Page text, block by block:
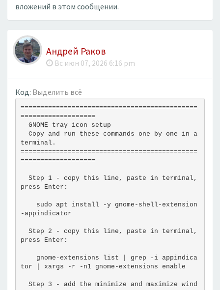
вложений в этом сообщении.
Андрей Раков
Вс июн 07, 2026 6:16 pm
Код: Выделить всё
=============================================
===================
GNOME tray icon setup
Copy and run these commands one by one in a
terminal.
=============================================
===================
Step 1 - copy this line, paste in terminal,
press Enter:
sudo apt install -y gnome-shell-extension
-appindicator
Step 2 - copy this line, paste in terminal,
press Enter:
gnome-extensions list | grep -i appindica
tor | xargs -r -n1 gnome-extensions enable
Step 3 - add the minimize and maximize wind